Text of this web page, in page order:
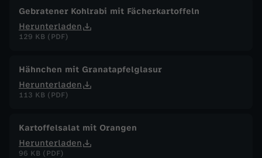
Gebratener Kohlrabi mit Fächerkartoffeln
Herunterladen
129 KB (PDF)
Hähnchen mit Granatapfelglasur
Herunterladen
113 KB (PDF)
Kartoffelsalat mit Orangen
Herunterladen
96 KB (PDF)